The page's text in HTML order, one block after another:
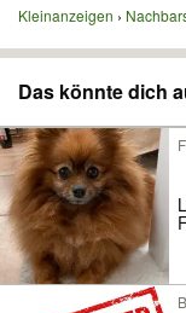
Kleinanzeigen
Das könnte dich